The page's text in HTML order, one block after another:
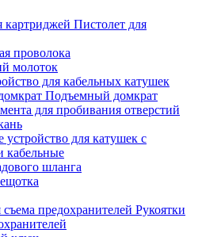
Пистолет для
проволока
молоток
для кабельных катушек
Подъемный домкрат
для пробивания отверстий
для катушек с
кабельные
шланга
Рукоятки